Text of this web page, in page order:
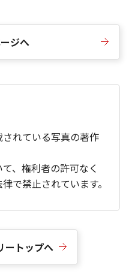
ジへ
れている写真の著作
、権利者の許可なく
で禁止されています。
ートップへ